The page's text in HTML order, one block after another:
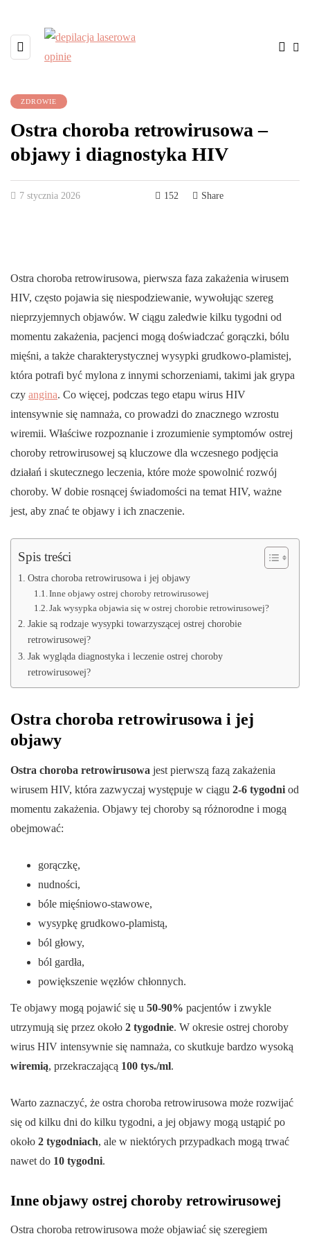
ZDROWIE
Ostra choroba retrowirusowa –
objawy i diagnostyka HIV
7 stycznia 2026 152 Share
Ostra choroba retrowirusowa, pierwsza faza zakażenia wirusem
HIV, często pojawia się niespodziewanie, wywołując szereg
nieprzyjemnych objawów. W ciągu zaledwie kilku tygodni od
momentu zakażenia, pacjenci mogą doświadczać gorączki, bólu
mięśni, a także charakterystycznej wysypki grudkowo-plamistej,
która potrafi być mylona z innymi schorzeniami, takimi jak grypa
czy angina. Co więcej, podczas tego etapu wirus HIV
intensywnie się namnaża, co prowadzi do znacznego wzrostu
wiremii. Właściwe rozpoznanie i zrozumienie symptomów ostrej
choroby retrowirusowej są kluczowe dla wczesnego podjęcia
działań i skutecznego leczenia, które może spowolnić rozwój
choroby. W dobie rosnącej świadomości na temat HIV, ważne
jest, aby znać te objawy i ich znaczenie.
Spis treści
Ostra choroba retrowirusowa i jej objawy
Inne objawy ostrej choroby retrowirusowej
Jak wysypka objawia się w ostrej chorobie retrowirusowej?
Jakie są rodzaje wysypki towarzyszącej ostrej chorobie
retrowirusowej?
Jak wygląda diagnostyka i leczenie ostrej choroby
retrowirusowej?
Ostra choroba retrowirusowa i jej
objawy
Ostra choroba retrowirusowa jest pierwszą fazą zakażenia
wirusem HIV, która zazwyczaj występuje w ciągu 2-6 tygodni od
momentu zakażenia. Objawy tej choroby są różnorodne i mogą
obejmować:
gorączkę,
nudności,
bóle mięśniowo-stawowe,
wysypkę grudkowo-plamistą,
ból głowy,
ból gardła,
powiększenie węzłów chłonnych.
Te objawy mogą pojawić się u 50-90% pacjentów i zwykle
utrzymują się przez około 2 tygodnie. W okresie ostrej choroby
wirus HIV intensywnie się namnaża, co skutkuje bardzo wysoką
wiremią, przekraczającą 100 tys./ml.
Warto zaznaczyć, że ostra choroba retrowirusowa może rozwijać
się od kilku dni do kilku tygodni, a jej objawy mogą ustąpić po
około 2 tygodniach, ale w niektórych przypadkach mogą trwać
nawet do 10 tygodni.
Inne objawy ostrej choroby retrowirusowej
Ostra choroba retrowirusowa może objawiać się szeregiem